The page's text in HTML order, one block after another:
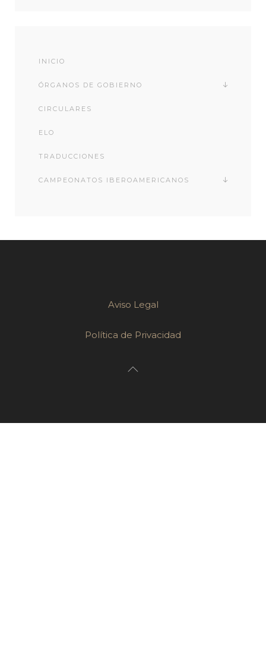
INICIO
ÓRGANOS DE GOBIERNO
CIRCULARES
ELO
TRADUCCIONES
CAMPEONATOS IBEROAMERICANOS
Aviso Legal
Política de Privacidad